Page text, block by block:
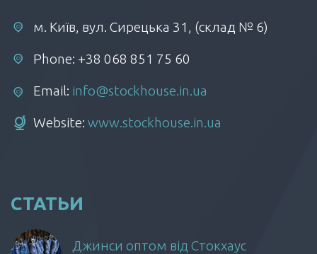
м. Київ, вул. Сирецька 31, (склад № 6)
Phone: +38 068 851 75 60
Email: info@stockhouse.in.ua
Website: www.stockhouse.in.ua
СТАТЬИ
Джинси оптом від Стокхаус